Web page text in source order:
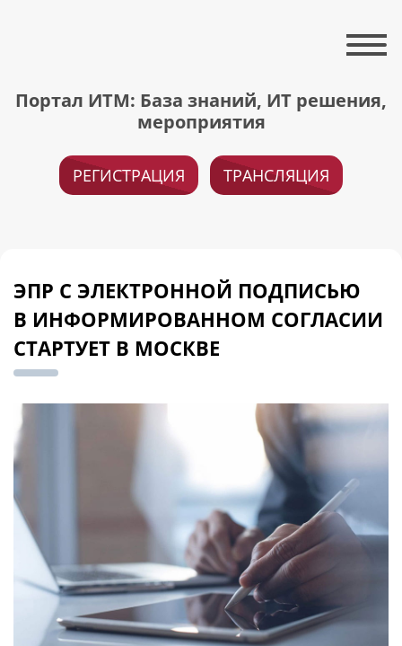
Портал ИТМ: База знаний, ИТ решения,
мероприятия
РЕГИСТРАЦИЯ ТРАНСЛЯЦИЯ
ЭПР С ЭЛЕКТРОННОЙ ПОДПИСЬЮ
В ИНФОРМИРОВАННОМ СОГЛАСИИ
СТАРТУЕТ В МОСКВЕ